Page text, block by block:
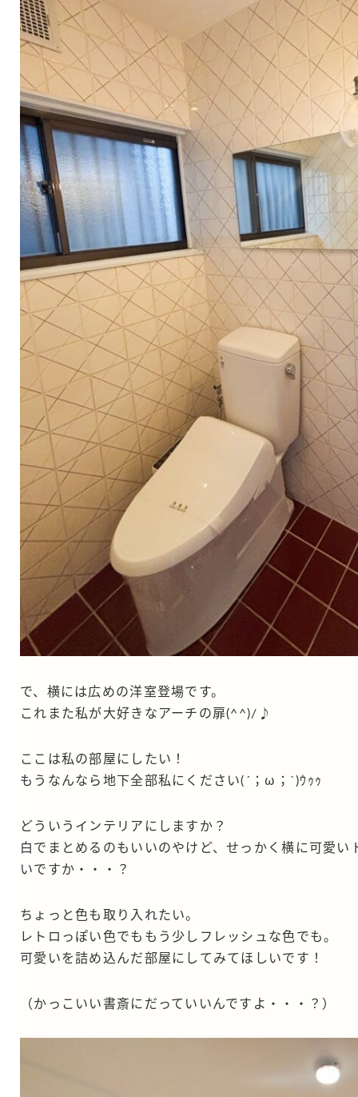
で、横には広めの洋室登場です。
これまた私が大好きなアーチの扉(^^)/♪
ここは私の部屋にしたい！
もうなんなら地下全部私にください(´；ω；`)ｳｩｩ
どういうインテリアにしますか？
白でまとめるのもいいのやけど、せっかく横に可愛
いですか・・・？
ちょっと色も取り入れたい。
レトロっぽい色でももう少しフレッシュな色でも。
可愛いを詰め込んだ部屋にしてみてほしいです！
（かっこいい書斎にだっていいんですよ・・・？）